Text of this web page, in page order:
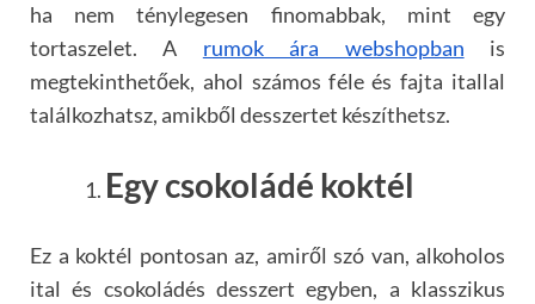
ha nem ténylegesen finomabbak, mint egy
tortaszelet. A
rumok ára webshopban is
megtekinthetőek, ahol számos féle és fajta itallal
találkozhatsz, amikből desszertet készíthetsz.
Egy csokoládé koktél
Ez a koktél pontosan az, amiről szó van, alkoholos
ital és csokoládés desszert egyben, a klasszikus